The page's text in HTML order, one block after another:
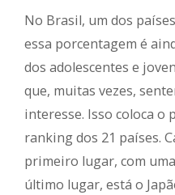
No Brasil, um dos
essa porcentagem é
dos adolescentes e
que, muitas vezes,
interesse. Isso coloca o
ranking dos 21 países.
primeiro lugar, com
último lugar, está o